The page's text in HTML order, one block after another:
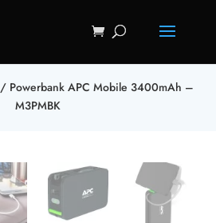
/ Powerbank APC Mobile 3400mAh –
M3PMBK